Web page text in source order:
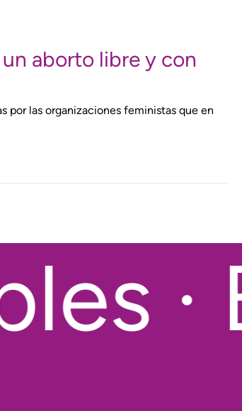
aborto libre y con
por las organizaciones feministas que en
·